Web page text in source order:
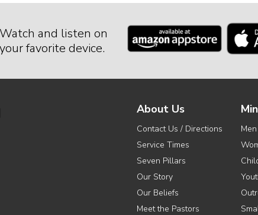
Watch and listen on
your favorite device.
About Us
Contact Us / Directions
Service Times
Seven Pillars
Our Story
Our Beliefs
Meet the Pastors
Men